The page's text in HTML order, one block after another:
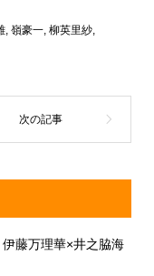
, 嶺豪一, 柳英里紗,
伊藤万理華×井之脇海